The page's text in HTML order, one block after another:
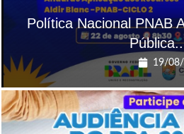
Política Nacional PNAB
19/